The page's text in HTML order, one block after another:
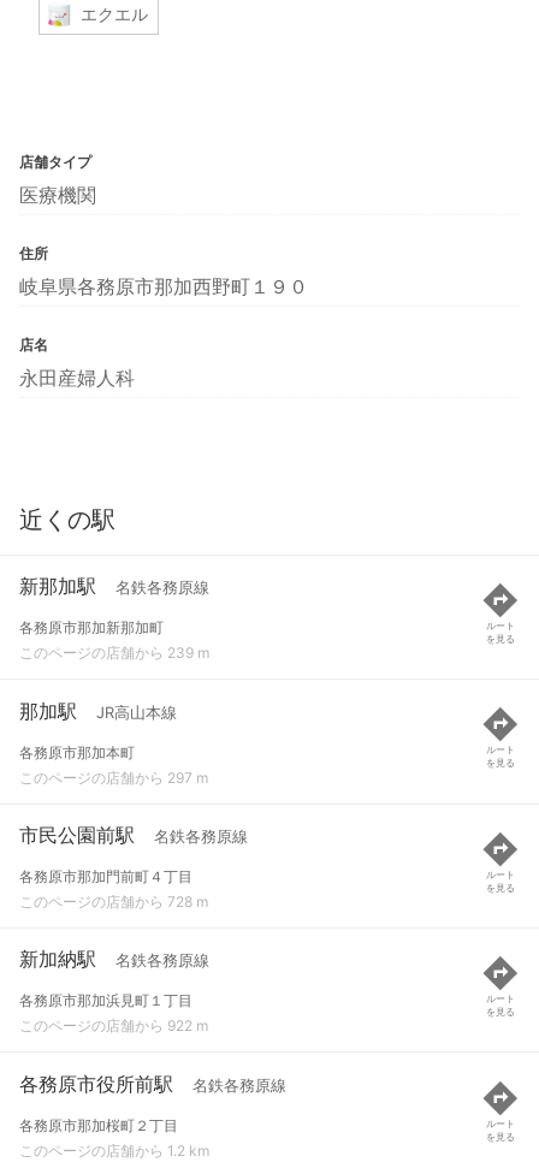
エクエル
店舗タイプ
医療機関
住所
岐阜県各務原市那加西野町１９０
店名
永田産婦人科
近くの駅
新那加駅 名鉄各務原線
各務原市那加新那加町
このページの店舗から 239 m
ルート
を見る
那加駅 JR高山本線
各務原市那加本町
このページの店舗から 297 m
ルート
を見る
市民公園前駅 名鉄各務原線
各務原市那加門前町４丁目
このページの店舗から 728 m
ルート
を見る
新加納駅 名鉄各務原線
各務原市那加浜見町１丁目
このページの店舗から 922 m
ルート
を見る
各務原市役所前駅 名鉄各務原線
各務原市那加桜町２丁目
このページの店舗から 1.2 km
ルート
を見る